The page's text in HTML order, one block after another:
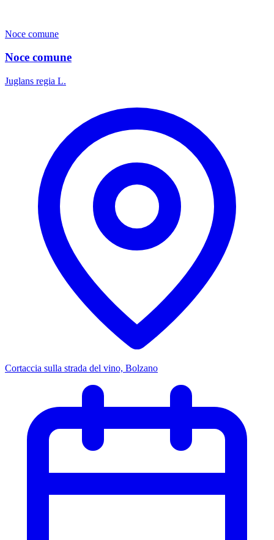
Noce comune
Noce comune
Juglans regia L.
Cortaccia sulla strada del vino, Bolzano